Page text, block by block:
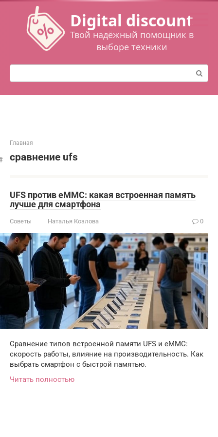
Перейти
контенту
Digital discount
Твой надёжный помощник в
выборе техники
Поиск:
Главная
сравнение ufs
UFS против eMMC: какая встроенная память
лучше для смартфона
Советы Наталья Козлова 0
Сравнение типов встроенной памяти UFS и eMMC:
скорость работы, влияние на производительность. Как
выбрать смартфон с быстрой памятью.
Читать полностью